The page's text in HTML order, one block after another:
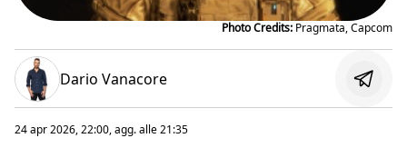
Photo Credits:Pragmata, Capcom
Dario Vanacore
24 apr 2026, 22:00, agg. alle21:35